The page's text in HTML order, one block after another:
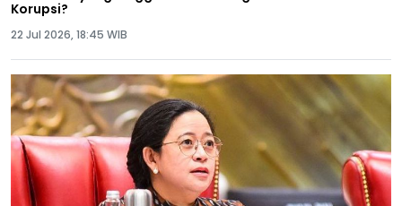
Korupsi?
22 Jul 2026, 18:45 WIB